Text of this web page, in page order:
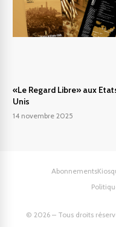
«Le Regard Libre» aux
Unis
14 novembre 2025
© 2026 – Tous droits
Abonnements